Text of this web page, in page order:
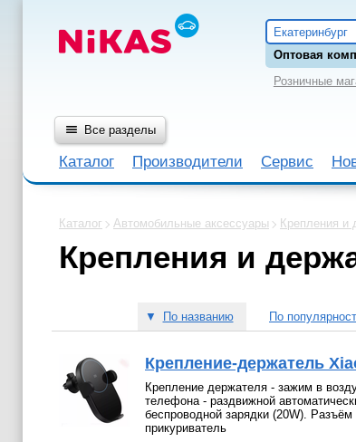
Екатеринбург
Оптовая
Розничные
Все разделы
Каталог Производители Сервис
Каталог Автомобильные аксессуары Крепления и
Крепления и
▼ По названию По
Крепление-держатель
Крепление держателя - зажим в
телефона - раздвижной
беспроводной зарядки (20W).
прикуриватель